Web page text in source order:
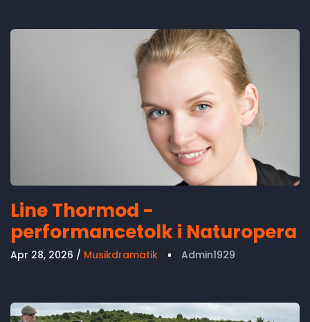
Line Thormod -
performancetolk i Naturopera
Apr 28, 2026 Musikdramatik Admin1929